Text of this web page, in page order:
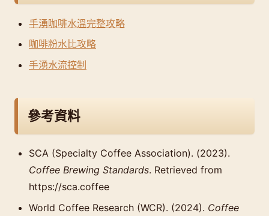
手湧咖啡水溫完整攻略
咖啡粉水比攻略
手湧水流控制
參考資料
SCA (Specialty Coffee Association). (2023).
Coffee Brewing Standards. Retrieved from
https://sca.coffee
World Coffee Research (WCR). (2024). Coffee